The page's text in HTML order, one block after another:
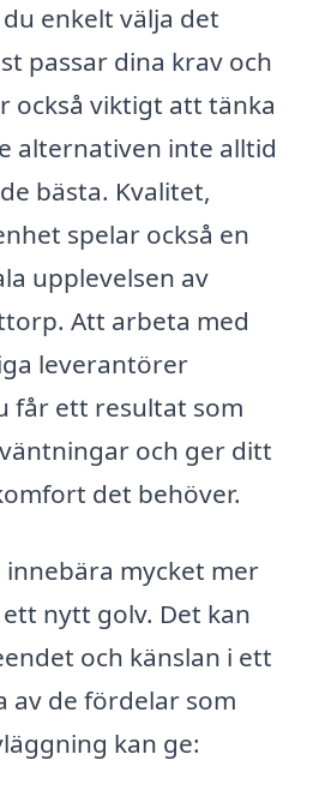
enkelt välja det
passar dina krav och
också viktigt att tänka
alternativen inte alltid
bästa. Kvalitet,
spelar också en
upplevelsen av
Att arbeta med
leverantörer
får ett resultat som
och ger ditt
det behöver.
mycket mer
nytt golv. Det kan
och känslan i ett
av de fördelar som
kan ge: